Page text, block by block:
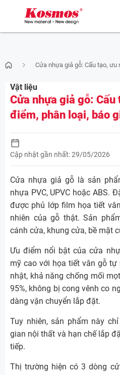
to
content
Cửa nhựa giả gỗ: Cấu tạo,
Vật liệu
Cửa nhựa giả gỗ:
điểm, phân loại, báo
Cập nhật gần nhất: 29/05/2026
Cửa nhựa giả gỗ là sản
nhựa PVC, UPVC hoặc ABS.
được phủ lớp film họa tiết
nhiên của gỗ thật. Sản
cánh cửa, khung cửa, bề mặt
Ưu điểm nổi bật của cửa
mỹ cao với họa tiết vân gỗ
nhật, khả năng chống mối
95%, không bị cong vênh co
dàng vận chuyển lắp đặt.
Tuy nhiên, sản phẩm này
gian nội thất và hạn chế lắp
tiếp.
Thị trường hiện có 3 dòng